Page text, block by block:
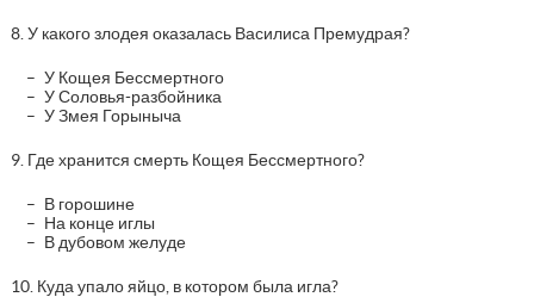
8. У какого злодея оказалась Василиса Премудрая?
У Кощея Бессмертного
У Соловья-разбойника
У Змея Горыныча
9. Где хранится смерть Кощея Бессмертного?
В горошине
На конце иглы
В дубовом желуде
10. Куда упало яйцо, в котором была игла?